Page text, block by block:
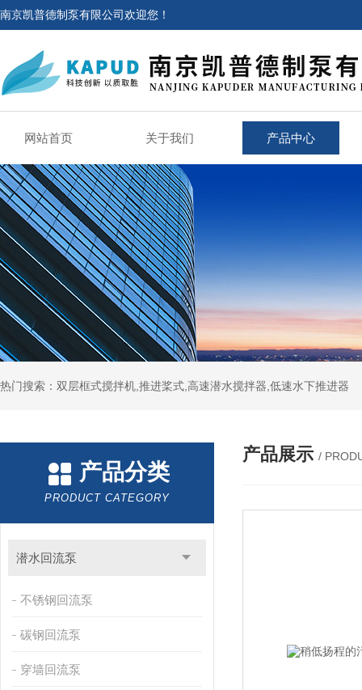
南京凯普德制泵有限公司欢迎您！
网站首页 关于我们 产品中心
热门搜索：双层框式搅拌机,推进桨式,高速潜水搅拌器,低速水下推进器
产品分类
PRODUCT CATEGORY
潜水回流泵
不锈钢回流泵
碳钢回流泵
穿墙回流泵
产品展示 /